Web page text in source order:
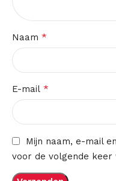
Naam *
E-mail *
Mijn naam, e-mail
voor de volgende